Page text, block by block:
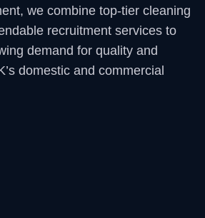
we combine top-tier cleaning
recruitment services to
demand for quality and
domestic and commercial